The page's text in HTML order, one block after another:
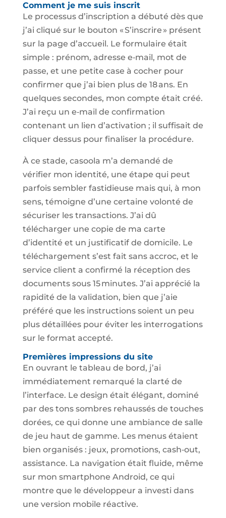
Comment je me suis inscrit
Le processus d’inscription a débuté dès que
j’ai cliqué sur le bouton « S’inscrire » présent
sur la page d’accueil. Le formulaire était
simple : prénom, adresse e‑mail, mot de
passe, et une petite case à cocher pour
confirmer que j’ai bien plus de 18 ans. En
quelques secondes, mon compte était créé.
J’ai reçu un e‑mail de confirmation
contenant un lien d’activation ; il suffisait de
cliquer dessus pour finaliser la procédure.
À ce stade, casoola m’a demandé de
vérifier mon identité, une étape qui peut
parfois sembler fastidieuse mais qui, à mon
sens, témoigne d’une certaine volonté de
sécuriser les transactions. J’ai dû
télécharger une copie de ma carte
d’identité et un justificatif de domicile. Le
téléchargement s’est fait sans accroc, et le
service client a confirmé la réception des
documents sous 15 minutes. J’ai apprécié la
rapidité de la validation, bien que j’aie
préféré que les instructions soient un peu
plus détaillées pour éviter les interrogations
sur le format accepté.
Premières impressions du site
En ouvrant le tableau de bord, j’ai
immédiatement remarqué la clarté de
l’interface. Le design était élégant, dominé
par des tons sombres rehaussés de touches
dorées, ce qui donne une ambiance de salle
de jeu haut de gamme. Les menus étaient
bien organisés : jeux, promotions, cash‑out,
assistance. La navigation était fluide, même
sur mon smartphone Android, ce qui
montre que le développeur a investi dans
une version mobile réactive.